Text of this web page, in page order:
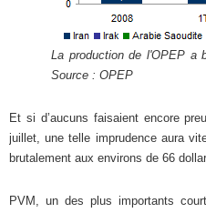
La production de l'OPEP a
Source : OPEP
Et si d’aucuns faisaient encore
juillet, une telle imprudence aura
brutalement aux environs de 66
PVM, un des plus importants